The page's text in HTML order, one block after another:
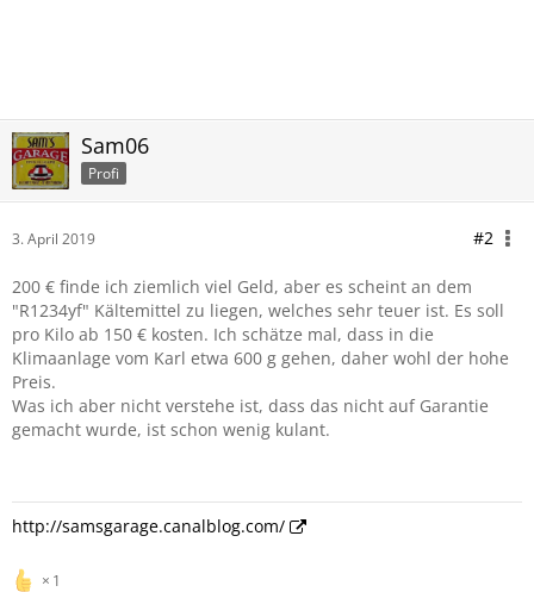
Sam06
Profi
3. April 2019 #2
200 € finde ich ziemlich viel Geld, aber es scheint an dem
"R1234yf" Kältemittel zu liegen, welches sehr teuer ist. Es soll
pro Kilo ab 150 € kosten. Ich schätze mal, dass in die
Klimaanlage vom Karl etwa 600 g gehen, daher wohl der hohe
Preis.
Was ich aber nicht verstehe ist, dass das nicht auf Garantie
gemacht wurde, ist schon wenig kulant.
http://samsgarage.canalblog.com/
1